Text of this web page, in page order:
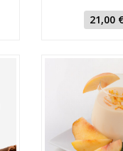
21,00